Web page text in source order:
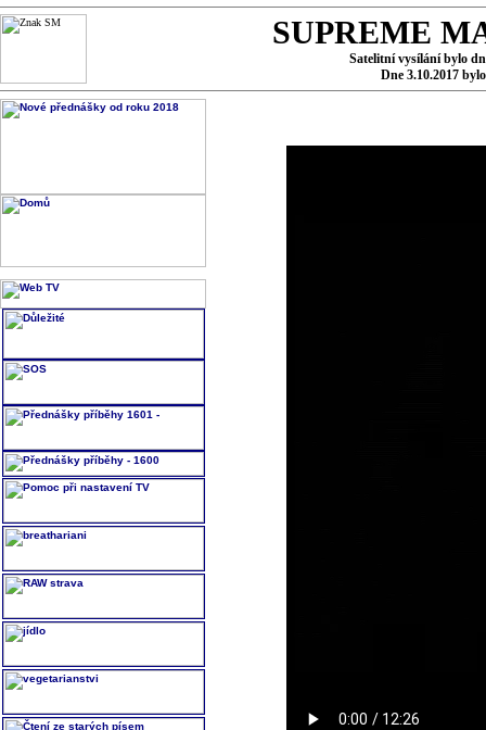
SUPREME
Satelitní vysílání bylo
Dne 3.10.2017